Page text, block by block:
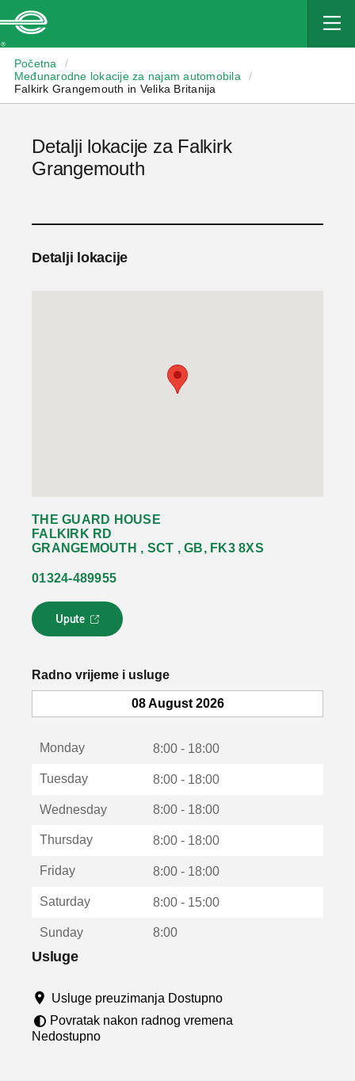
Početna
/
Međunarodne lokacije za najam automobila
/
Falkirk Grangemouth in Velika Britanija
Detalji lokacije za Falkirk
Grangemouth
Detalji lokacije
THE GUARD HOUSE
FALKIRK RD
GRANGEMOUTH , SCT , GB, FK3 8XS
01324-489955
Upute
L
i
k
o
u
u
Radno vrijeme i usluge
08 August 2026
Monday 8:00 - 18:00
Tuesday 8:00 - 18:00
Wednesday 8:00 - 18:00
Thursday 8:00 - 18:00
Friday 8:00 - 18:00
Saturday 8:00 - 15:00
Sunday 8:00
Usluge
Usluge preuzimanja Dostupno
Povratak nakon radnog vremena
Nedostupno